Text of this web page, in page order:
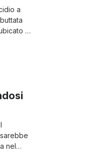
a
al
nel
è